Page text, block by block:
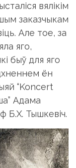
вялікім
заказчыкам
Але тое, за
яго,
быў для яго
ён
“Koncert
Адама
Б.Х. Тышкевіч.